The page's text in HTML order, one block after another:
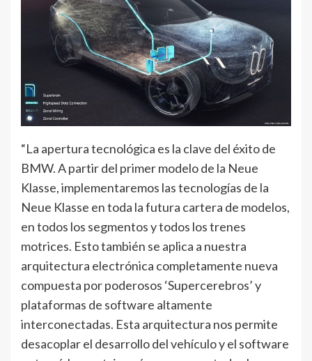
“La apertura tecnológica es la clave del éxito de
BMW. A partir del primer modelo de la Neue
Klasse, implementaremos las tecnologías de la
Neue Klasse en toda la futura cartera de modelos,
en todos los segmentos y todos los trenes
motrices. Esto también se aplica a nuestra
arquitectura electrónica completamente nueva
compuesta por poderosos ‘Supercerebros’ y
plataformas de software altamente
interconectadas. Esta arquitectura nos permite
desacoplar el desarrollo del vehículo y el software